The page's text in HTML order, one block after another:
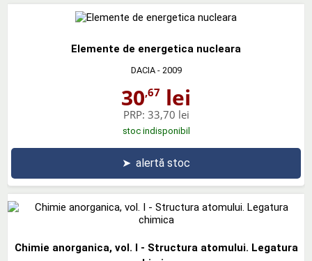
Elemente de energetica nucleara
DACIA- 2009
30,67 lei
PRP: 33,70 lei
stoc indisponibil
➤ alertă stoc
Chimie anorganica, vol. I - Structura atomului. Legatura